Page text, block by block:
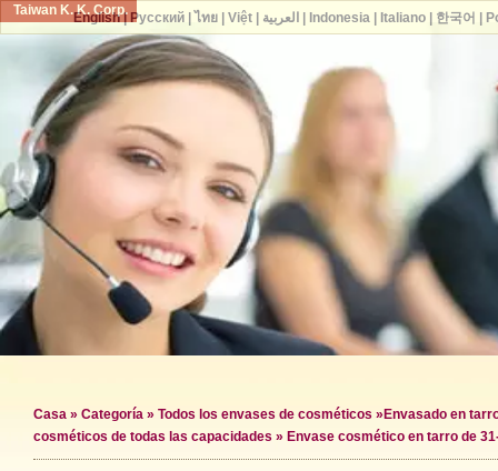
Taiwan K. K. Corp.
Casa » Categoría » Todos los envases de cosméticos » Envasado en
cosméticos de todas las capacidades » Envase cosmético en tarro de
English| Русский| ไทย| Việt| العربية Indonesia| Italiano| 한국어